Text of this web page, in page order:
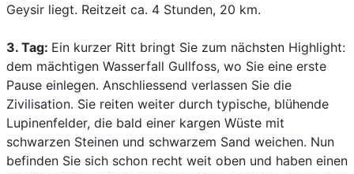
Geysir liegt. Reitzeit ca. 4 Stunden, 20 km.
3. Tag: Ein kurzer Ritt bringt Sie zum nächsten Highlight:
dem mächtigen Wasserfall Gullfoss, wo Sie eine erste
Pause einlegen. Anschliessend verlassen Sie die
Zivilisation. Sie reiten weiter durch typische, blühende
Lupinenfelder, die bald einer kargen Wüste mit
schwarzen Steinen und schwarzem Sand weichen. Nun
befinden Sie sich schon recht weit oben und haben einen